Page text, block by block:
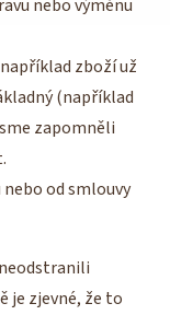
nebo výměnu
zboží už
(například
zapomněli
od smlouvy
je zjevné, že to